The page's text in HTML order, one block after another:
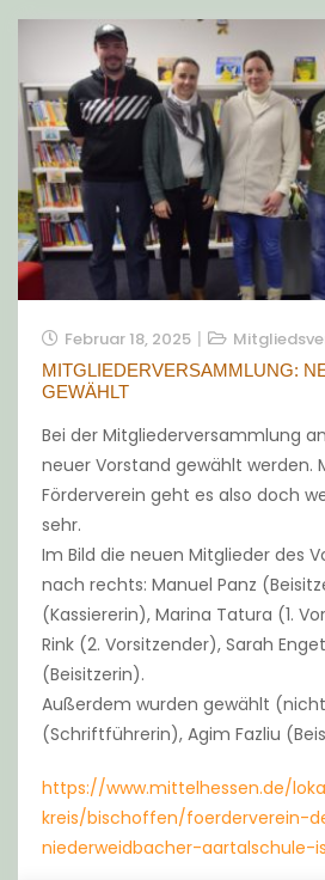
Februar 18, 2025
MITGLIEDERVERSAMMLUNG:
GEWÄHLT
Bei der Mitgliederversammlung
neuer Vorstand gewählt werden.
Förderverein geht es also doch
sehr.
Im Bild die neuen Mitglieder des
nach rechts: Manuel Panz
(Kassiererin), Marina Tatura (1.
Rink (2. Vorsitzender), Sarah
(Beisitzerin).
Außerdem wurden gewählt (nicht
(Schriftführerin), Agim Fazliu
https://www.mittelhessen.de/
kreis/bischoffen/foerderverein-
niederweidbacher-aartalschule-